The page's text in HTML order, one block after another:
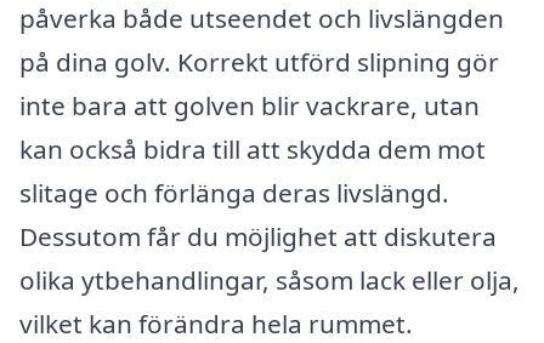
påverka både utseendet och livslängden
på dina golv. Korrekt utförd slipning gör
inte bara att golven blir vackrare, utan
kan också bidra till att skydda dem mot
slitage och förlänga deras livslängd.
Dessutom får du möjlighet att diskutera
olika ytbehandlingar, såsom lack eller olja,
vilket kan förändra hela rummet.